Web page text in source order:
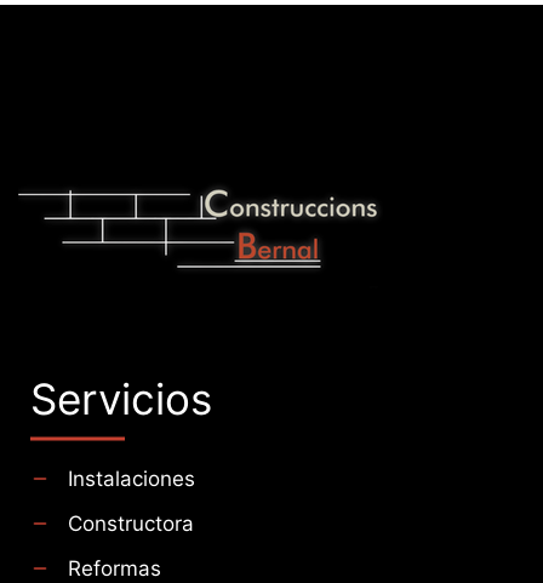
Servicios
Instalaciones
Constructora
Reformas